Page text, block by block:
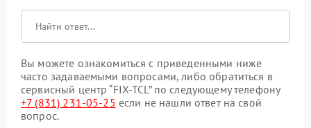
Вы можете ознакомиться с приведенными ниже
часто задаваемыми вопросами, либо обратиться в
сервисный центр “FIX-TCL” по следующему телефону
+7 (831) 231-05-25 если не нашли ответ на свой
вопрос.